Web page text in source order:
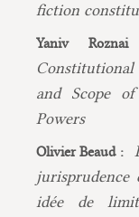
fiction
Yaniv
and Scope
Powers
Olivier Beaud :
idée de